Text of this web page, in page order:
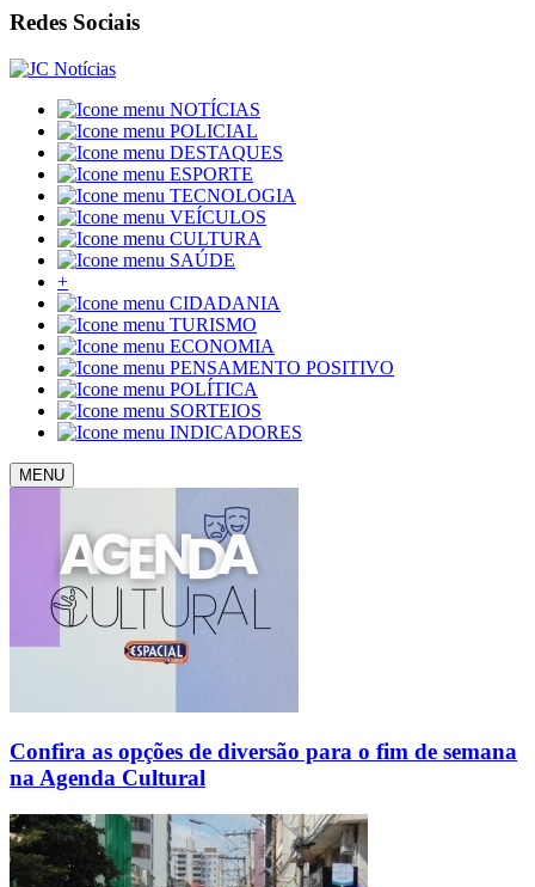
Redes Sociais
NOTÍCIAS
POLICIAL
DESTAQUES
ESPORTE
TECNOLOGIA
VEÍCULOS
CULTURA
SAÚDE
+
CIDADANIA
TURISMO
ECONOMIA
PENSAMENTO POSITIVO
POLÍTICA
SORTEIOS
INDICADORES
MENU
Confira as opções de diversão para o fim de semana
na Agenda Cultural